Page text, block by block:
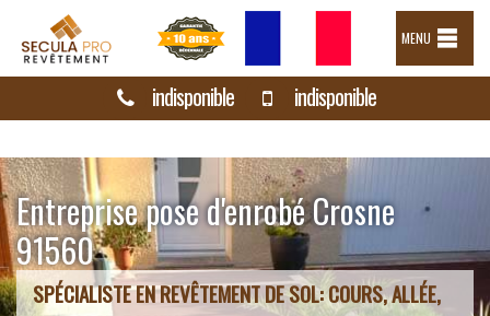
MENU
indisponible indisponible
Entreprise pose d'enrobé Crosne
91560
SPÉCIALISTE EN REVÊTEMENT DE SOL: COURS, ALLÉE,